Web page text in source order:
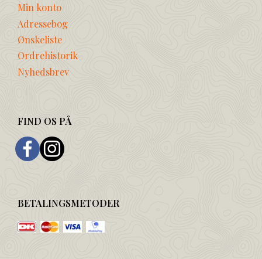
Min konto
Adressebog
Ønskeliste
Ordrehistorik
Nyhedsbrev
FIND OS PÅ
BETALINGSMETODER